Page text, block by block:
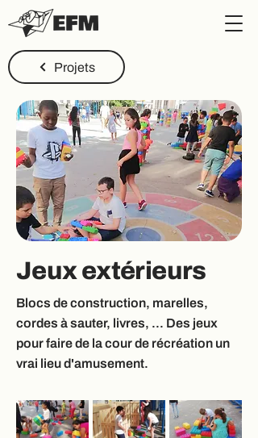
Projets
Jeux extérieurs
Blocs de construction, marelles,
cordes à sauter, livres, ... Des jeux
pour faire de la cour de récréation un
vrai lieu d'amusement.